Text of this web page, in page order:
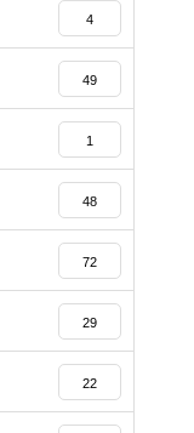
4
49
1
48
72
29
22